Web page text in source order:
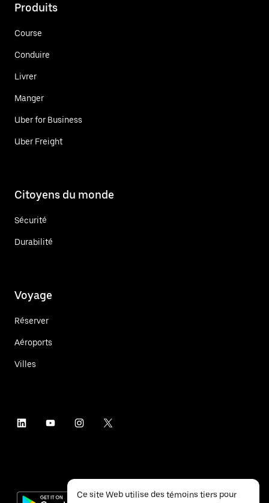
Produits
Course
Conduire
Livrer
Manger
Uber for Business
Uber Freight
Citoyens du monde
Sécurité
Durabilité
Voyage
Réserver
Aéroports
Villes
Ce site Web utilise des témoins tiers pour